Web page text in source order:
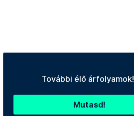
További élő árfolyamok!
Mutasd!